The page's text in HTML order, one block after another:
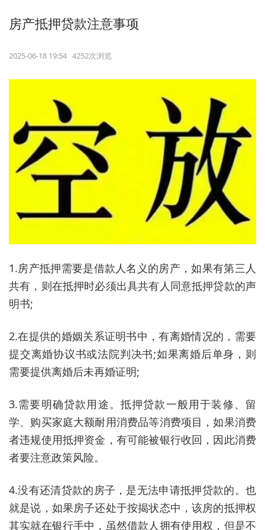
房产抵押贷款注意事项
2025-06-18 19:54 4252次浏览
1.房产抵押需要是借款人名义的房产，如果有第三人
共有，则在抵押时必须出具共有人同意抵押贷款的声
明书;
2.在提供的婚姻关系证明书中，有离婚情况的，需要
提交离婚协议书或法院判决书;如果离婚后单身，则
需要提供离婚后未再婚证明;
3.需要明确贷款用途。抵押贷款一般用于装修、留
学、购买家庭大额耐用消费品等消费项目，如果消费
者违规使用抵押资金，有可能被银行收回，因此消费
者要注意政策风险。
4.没有还清贷款的房子，是无法申请抵押贷款的。也
就是说，如果房子还处于按揭状态中，该房的抵押权
其实就在银行手中，虽然借款人拥有使用权，但是不